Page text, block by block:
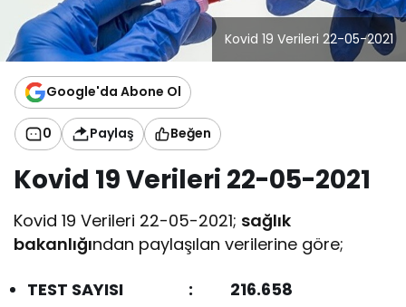
Kovid 19 Verileri 22-05-2021
Google'da Abone Ol
0 Paylaş Beğen
Kovid 19 Verileri 22-05-2021
Kovid 19 Verileri 22-05-2021; sağlık
bakanlığından paylaşılan verilerine göre;
TEST SAYISI : 216.658